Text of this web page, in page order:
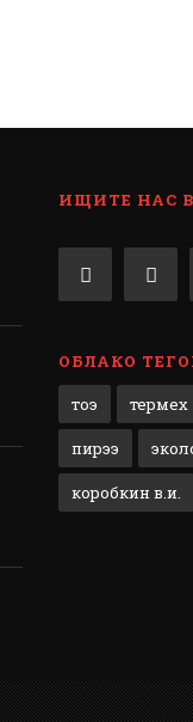
ИЩИТЕ НАС
ОБЛАКО
тоэ
термех
пирээ
коробкин в.и.